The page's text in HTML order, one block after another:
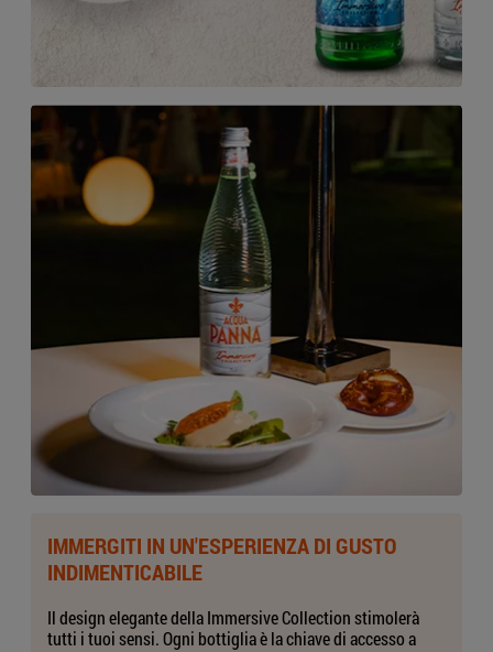
IMMERGITI IN UN'ESPERIENZA DI GUSTO
INDIMENTICABILE
Il design elegante della Immersive Collection stimolerà
tutti i tuoi sensi. Ogni bottiglia è la chiave di accesso a